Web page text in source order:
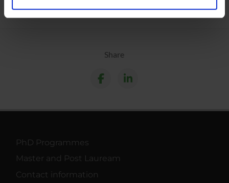
analizzare il nostro traffico. Condividiamo inoltre
con altre informazioni che hai fornito loro o che hanno
Share
PhD Programmes
Master and Post Lauream
Contact information